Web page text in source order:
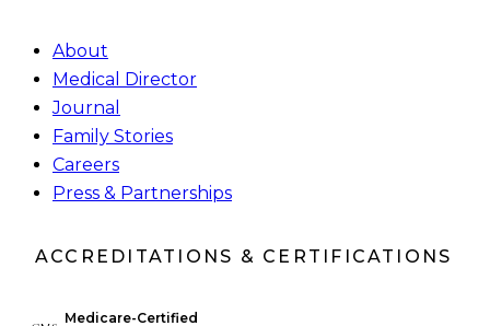
About
Medical Director
Journal
Family Stories
Careers
Press & Partnerships
ACCREDITATIONS & CERTIFICATIONS
Medicare-Certified